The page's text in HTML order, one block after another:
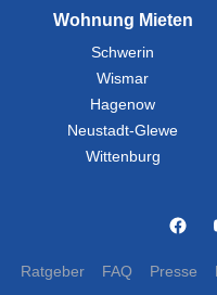
Wohnung Mieten
Schwerin
Wismar
Hagenow
Neustadt-Glewe
Wittenburg
Ratgeber FAQ Presse